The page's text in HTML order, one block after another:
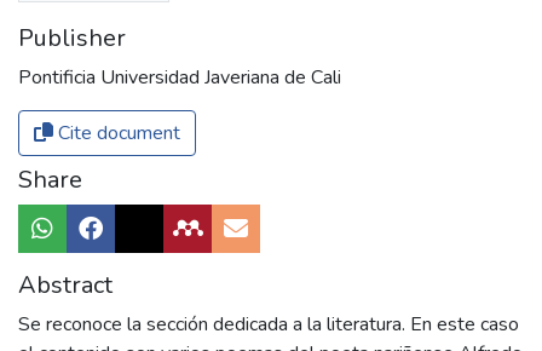
Publisher
Pontificia Universidad Javeriana de Cali
Cite document
Share
Abstract
Se reconoce la sección dedicada a la literatura. En este caso